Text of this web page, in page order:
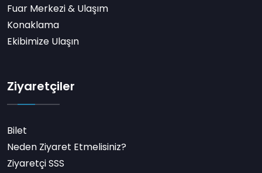
Fuar Merkezi & Ulaşım
Konaklama
Ekibimize Ulaşın
Ziyaretçiler
Bilet
Neden Ziyaret Etmelisiniz?
Ziyaretçi SSS